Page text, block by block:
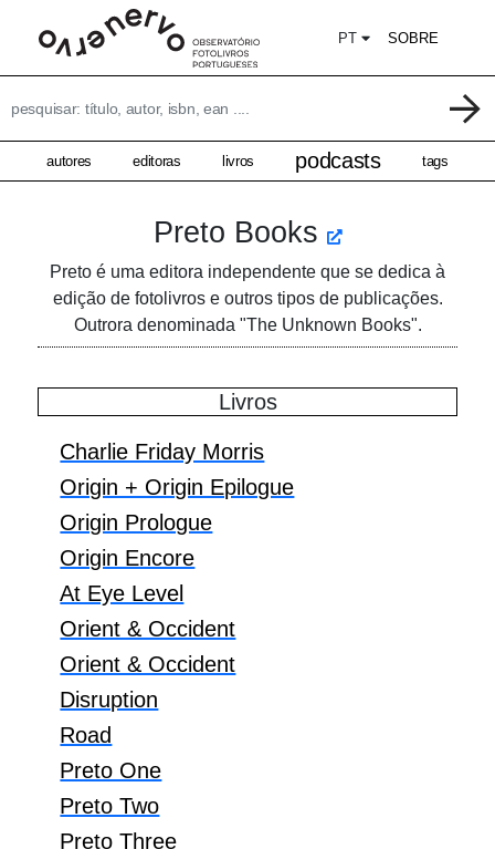
PT SOBRE
autores editoras livros podcasts tags
Preto Books
Preto é uma editora independente que se dedica à
edição de fotolivros e outros tipos de publicações.
Outrora denominada "The Unknown Books".
Livros
Charlie Friday Morris
Origin + Origin Epilogue
Origin Prologue
Origin Encore
At Eye Level
Orient & Occident
Orient & Occident
Disruption
Road
Preto One
Preto Two
Preto Three